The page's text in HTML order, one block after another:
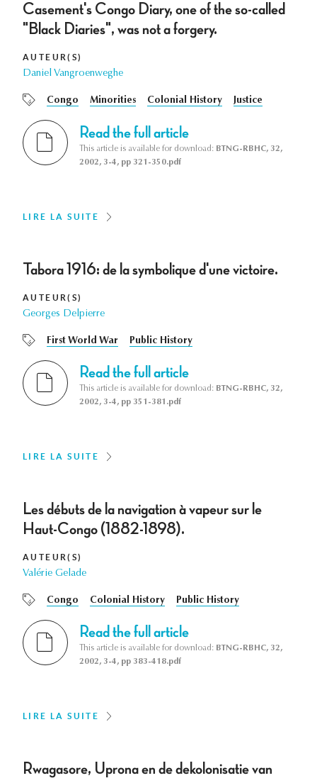
Casement's Congo Diary, one of the so-called
"Black Diaries", was not a forgery.
AUTEUR(S)
Daniel Vangroenweghe
Congo Minorities Colonial History Justice
Read the full article
This article is available for download: BTNG-RBHC, 32,
2002, 3-4, pp 321-350.pdf
LIRE LA SUITE
Tabora 1916: de la symbolique d'une victoire.
AUTEUR(S)
Georges Delpierre
First World War Public History
Read the full article
This article is available for download: BTNG-RBHC, 32,
2002, 3-4, pp 351-381.pdf
LIRE LA SUITE
Les débuts de la navigation à vapeur sur le
Haut-Congo (1882-1898).
AUTEUR(S)
Valérie Gelade
Congo Colonial History Public History
Read the full article
This article is available for download: BTNG-RBHC, 32,
2002, 3-4, pp 383-418.pdf
LIRE LA SUITE
Rwagasore, Uprona en de dekolonisatie van